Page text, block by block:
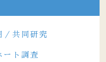
／共同研究
ート調査